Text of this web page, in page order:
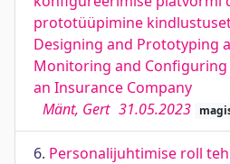
prototüüpimine
Designing and Prototyping
Monitoring and
an Insurance Company
Mänt, Gert 31.05.2023
6. Personalijuhtimise roll